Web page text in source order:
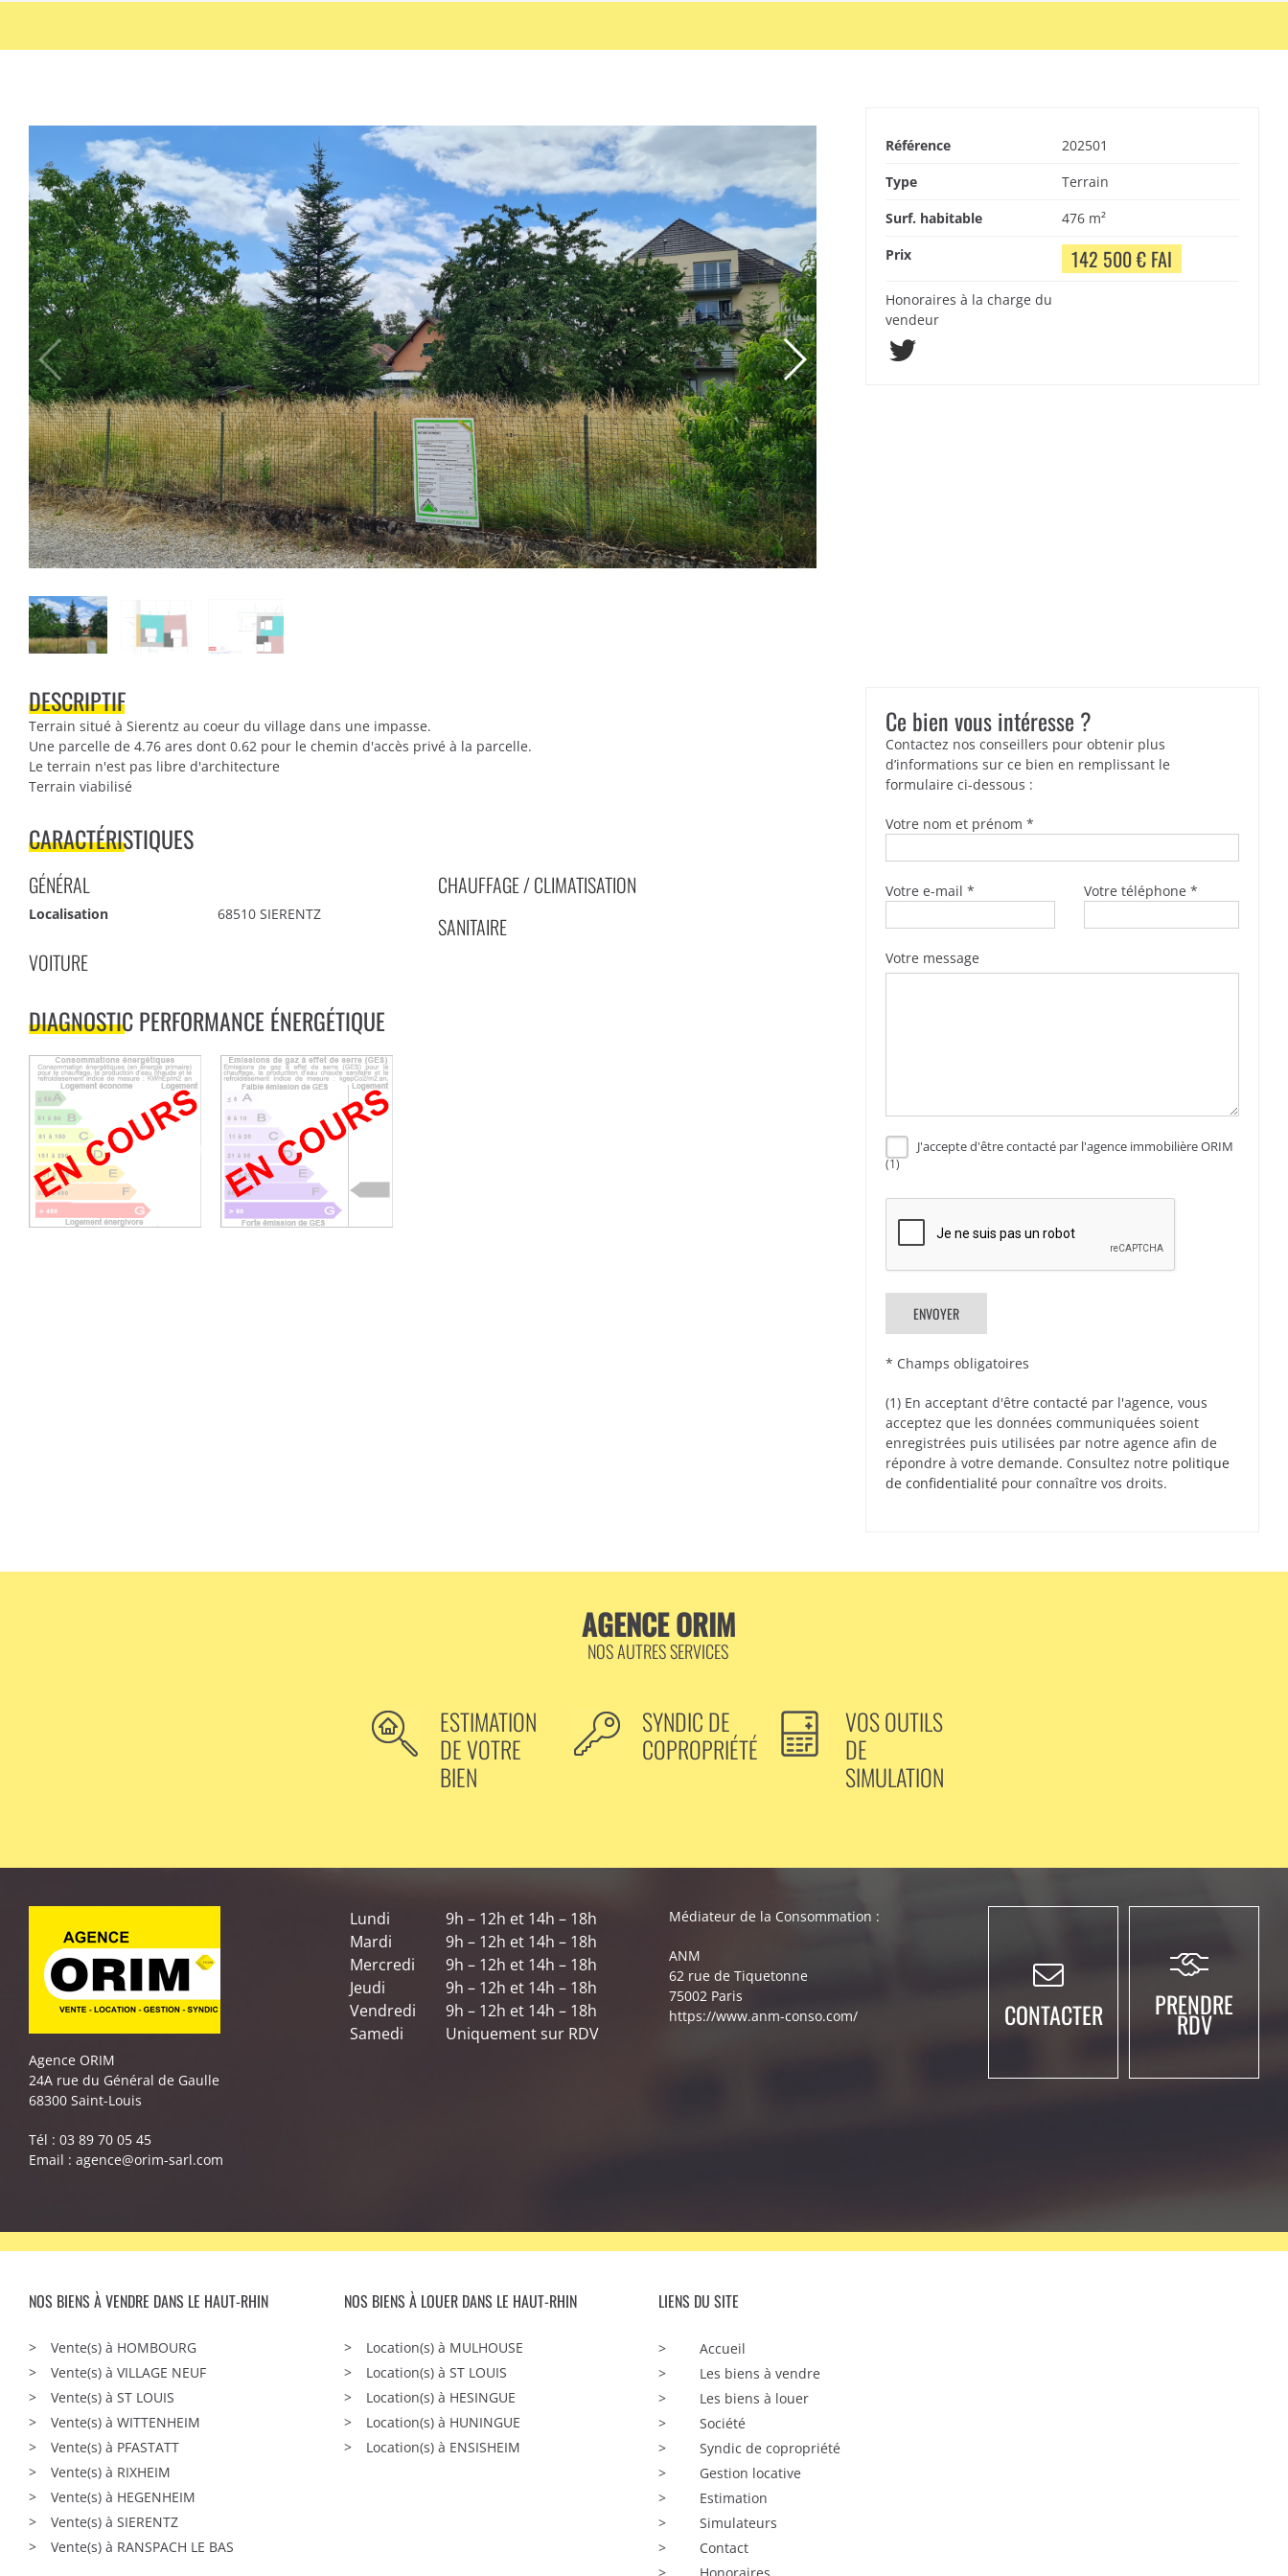
Référence
202501
Type
Terrain
Surf. habitable
476 m²
Prix
142 500 € FAI
Honoraires à la charge du
vendeur
DESCRIPTIF
Terrain situé à Sierentz au coeur du village dans une impasse.
Une parcelle de 4.76 ares dont 0.62 pour le chemin d'accès privé à la parcelle.
Le terrain n'est pas libre d'architecture
Terrain viabilisé
CARACTÉRISTIQUES
GÉNÉRAL
Localisation 68510 SIERENTZ
VOITURE
CHAUFFAGE / CLIMATISATION
SANITAIRE
DIAGNOSTIC PERFORMANCE ÉNERGÉTIQUE
Ce bien vous intéresse ?
Contactez nos conseillers pour obtenir plus
d’informations sur ce bien en remplissant le
formulaire ci-dessous :
Votre nom et prénom *
Votre e-mail * Votre téléphone *
Votre message
J'accepte d'être contacté par l'agence immobilière ORIM
(1)
* Champs obligatoires
(1) En acceptant d'être contacté par l'agence, vous
acceptez que les données communiquées soient
enregistrées puis utilisées par notre agence afin de
répondre à votre demande. Consultez notre politique
de confidentialité pour connaître vos droits.
AGENCE ORIM
NOS AUTRES SERVICES
ESTIMATION
DE VOTRE
BIEN
SYNDIC DE
COPROPRIÉTÉ
VOS OUTILS
DE
SIMULATION
Agence ORIM
24A rue du Général de Gaulle
68300 Saint-Louis
Tél : 03 89 70 05 45
Email : agence@orim-sarl.com
Lundi
Mardi
Mercredi
Jeudi
Vendredi
Samedi
9h – 12h et 14h – 18h
9h – 12h et 14h – 18h
9h – 12h et 14h – 18h
9h – 12h et 14h – 18h
9h – 12h et 14h – 18h
Uniquement sur RDV
Médiateur de la Consommation :
ANM
62 rue de Tiquetonne
75002 Paris
https://www.anm-conso.com/
CONTACTER PRENDRE
RDV
NOS BIENS À VENDRE DANS LE HAUT-RHIN
Vente(s) à HOMBOURG
Vente(s) à VILLAGE NEUF
Vente(s) à ST LOUIS
Vente(s) à WITTENHEIM
Vente(s) à PFASTATT
Vente(s) à RIXHEIM
Vente(s) à HEGENHEIM
Vente(s) à SIERENTZ
Vente(s) à RANSPACH LE BAS
NOS BIENS À LOUER DANS LE HAUT-RHIN
Location(s) à MULHOUSE
Location(s) à ST LOUIS
Location(s) à HESINGUE
Location(s) à HUNINGUE
Location(s) à ENSISHEIM
LIENS DU SITE
Accueil
Les biens à vendre
Les biens à louer
Société
Syndic de copropriété
Gestion locative
Estimation
Simulateurs
Contact